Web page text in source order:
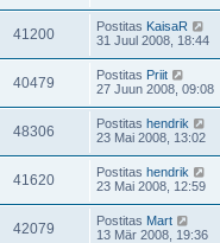
41200 Postitas KaisaR
31 Juul 2008, 18:44
40479 Postitas Priit
27 Juun 2008, 09:08
48306 Postitas hendrik
23 Mai 2008, 13:02
41620 Postitas hendrik
23 Mai 2008, 12:59
42079 Postitas Mart
13 Mär 2008, 19:36